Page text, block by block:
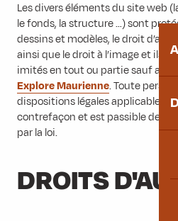
Les divers éléments du site web
le fonds, la structure …) sont
dessins et modèles, le droit
ainsi que le droit à l’image et ils
imités en tout ou partie sauf
Explore Maurienne. Toute
dispositions légales applicables
contrefaçon et est passible des
par la loi.
DROITS